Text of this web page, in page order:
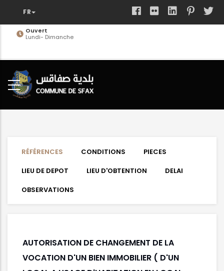
contenuOuvert
Lundi- Dimanche
RÉFÉRENCES CONDITIONS
PIECES
LIEU DE DEPOT
LIEU D'OBTENTION
DELAI
OBSERVATIONS
AUTORISATION DE CHANGEMENT DE LA
VOCATION D'UN BIEN IMMOBILIER ( D'UN